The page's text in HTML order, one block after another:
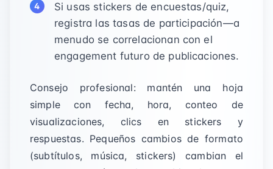
Si usas stickers de encuestas/quiz,
registra las tasas de participación—a
menudo se correlacionan con el
engagement futuro de publicaciones.
Consejo profesional: mantén una hoja
simple con fecha, hora, conteo de
visualizaciones, clics en stickers y
respuestas. Pequeños cambios de formato
(subtítulos, música, stickers) cambian el